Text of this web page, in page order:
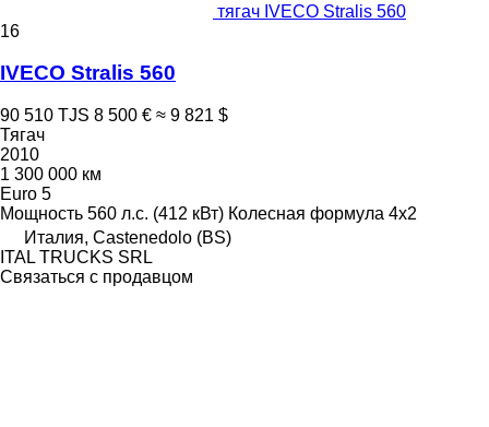
тягач IVECO Stralis 560
16
IVECO Stralis 560
90 510 TJS 8 500 € ≈ 9 821 $
Тягач
2010
1 300 000 км
Euro 5
Мощность 560 л.с. (412 кВт) Колесная формула 4x2
Италия, Castenedolo (BS)
ITAL TRUCKS SRL
Связаться с продавцом